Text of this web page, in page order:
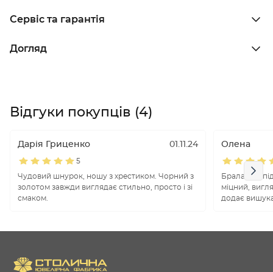
Сервіс та гарантія
Догляд
Відгуки покупців (4)
Дарія Гриценко 01.11.24
5
Чудовий шнурок, ношу з хрестиком. Чорний з
золотом завжди виглядає стильно, просто і зі
смаком.
Олена
Брала для
міцний,
додає